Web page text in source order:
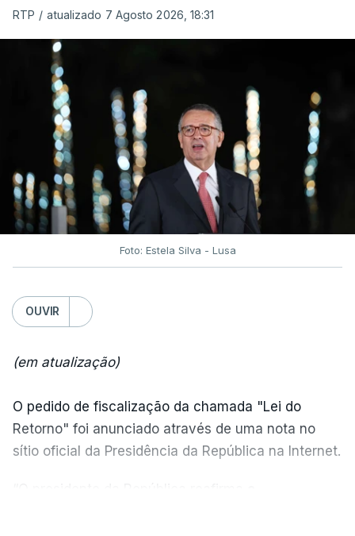
RTP / atualizado 7 Agosto 2026, 18:31
Foto: Estela Silva - Lusa
OUVIR
(em atualização)
O pedido de fiscalização da chamada "Lei do
Retorno" foi anunciado através de uma nota no
sítio oficial da Presidência da República na Internet.